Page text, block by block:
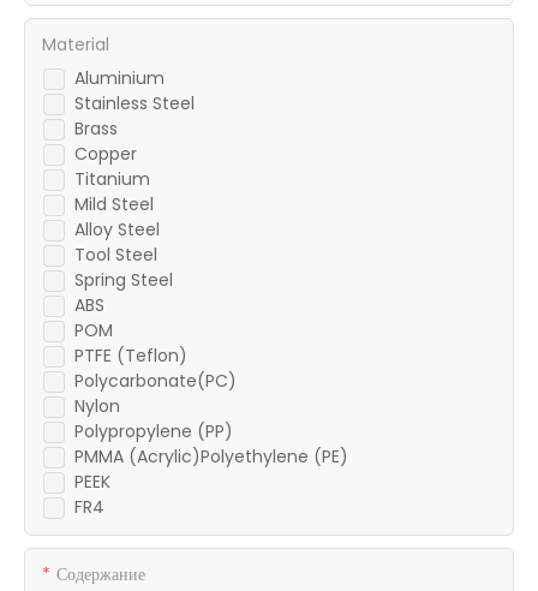
Aluminium
Stainless Steel
Brass
Copper
Titanium
Mild Steel
Alloy Steel
Tool Steel
Spring Steel
ABS
POM
PTFE (Teflon)
Polycarbonate(PC)
Nylon
Polypropylene (PP)
PMMA (Acrylic)Polyethylene (PE)
PEEK
FR4
Material
Содержание